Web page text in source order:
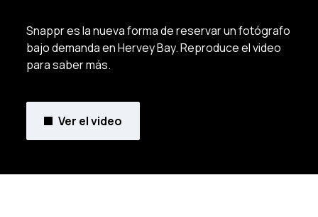
Snappr es la nueva forma de reservar un fotógrafo
bajo demanda en Hervey Bay. Reproduce el video
para saber más.
Ver el video